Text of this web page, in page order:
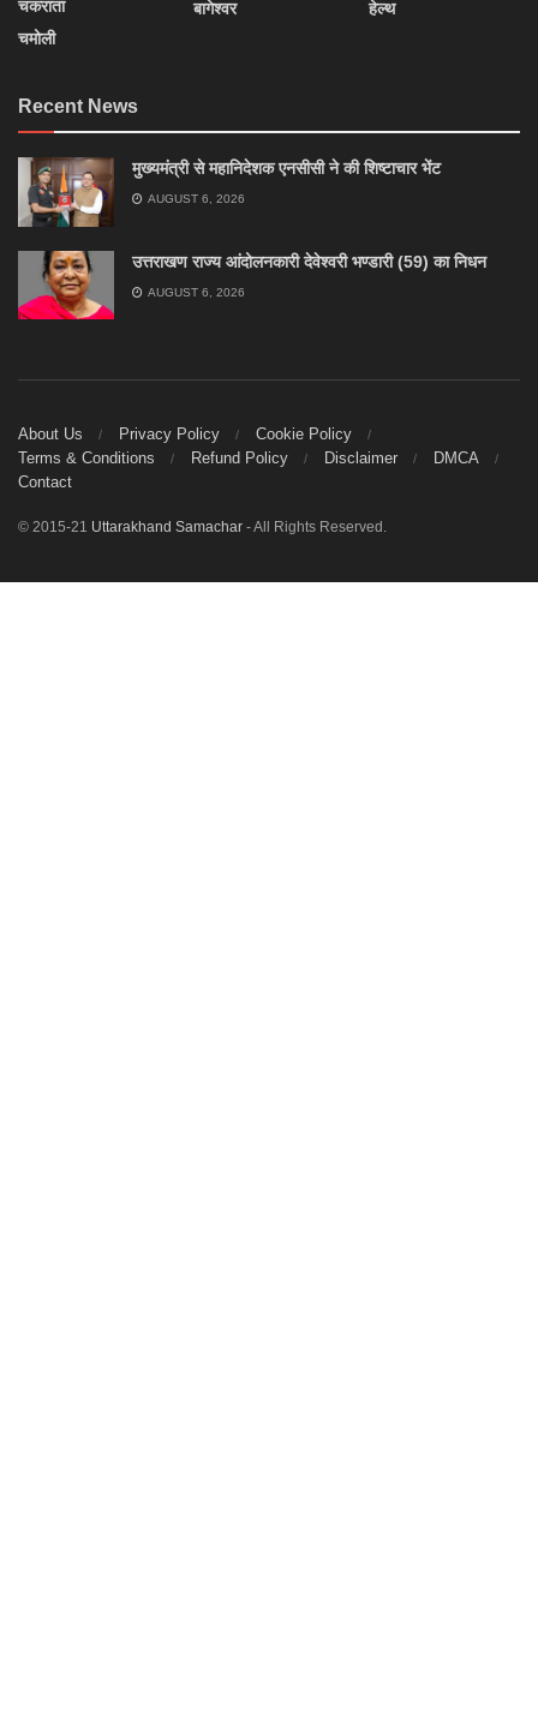
चकराता
चमोली
बागेश्वर
हेल्थ
Recent News
मुख्यमंत्री से महानिदेशक एनसीसी ने की शिष्टाचार भेंट
AUGUST 6, 2026
उत्तराखण राज्य आंदोलनकारी देवेश्वरी भण्डारी (59) का निधन
AUGUST 6, 2026
About Us Privacy Policy
Cookie Policy
Terms & Conditions
Refund Policy Disclaimer
DMCA
Contact
© 2015-21 Uttarakhand Samachar - All Rights Reserved.